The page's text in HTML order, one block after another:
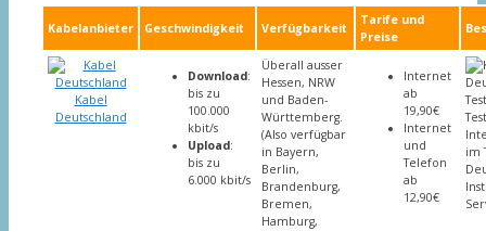
Kabelanbieter Geschwindigkeit Verfügbarkeit
Tarife und
Preise
Kabel
Deutschland
Download:
bis zu
100.000
kbit/s
Upload:
bis zu
6.000 kbit/s
Überall ausser
Hessen, NRW
und Baden-
Württemberg.
(Also verfügbar
in Bayern,
Berlin,
Brandenburg,
Bremen,
Hamburg,
Internet
ab
19,90€
Internet
und
Telefon
ab
12,90€
im